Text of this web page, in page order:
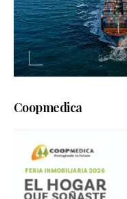
Coopmedica